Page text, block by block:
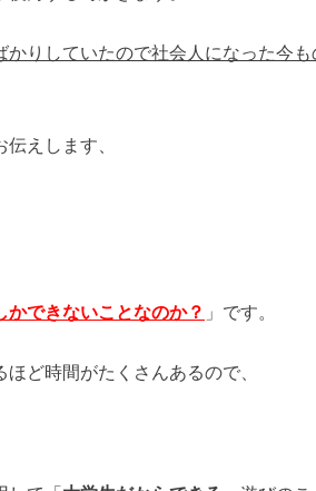
りしていたので社会人になった今も
えします、
かできないことなのか？ 」です。
ど時間がたくさんあるので、